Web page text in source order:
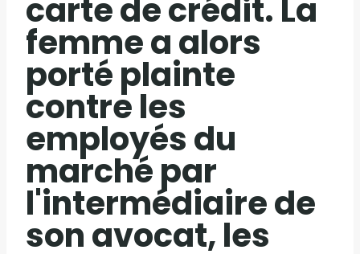
carte de crédit. La
femme a alors
porté plainte
contre les
employés du
marché par
l'intermédiaire de
son avocat, les